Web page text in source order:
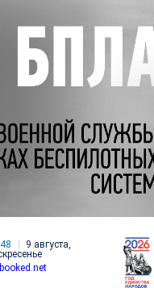
9 августа,